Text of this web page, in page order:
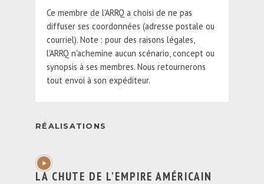
Ce membre de l'ARRQ a choisi de ne pas
diffuser ses coordonnées (adresse postale ou
courriel). Note : pour des raisons légales,
l'ARRQ n'achemine aucun scénario, concept ou
synopsis à ses membres. Nous retournerons
tout envoi à son expéditeur.
RÉALISATIONS
LA CHUTE DE L'EMPIRE AMÉRICAIN